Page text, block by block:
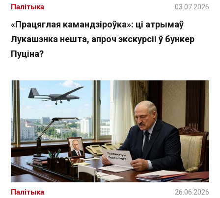
«Працяглая камандзіроўка»: ці атрымаў
Лукашэнка нешта, апроч экскурсіі ў бункер
Пуціна?
Палітыка 03.07.2026
Палітыка 26.06.2026